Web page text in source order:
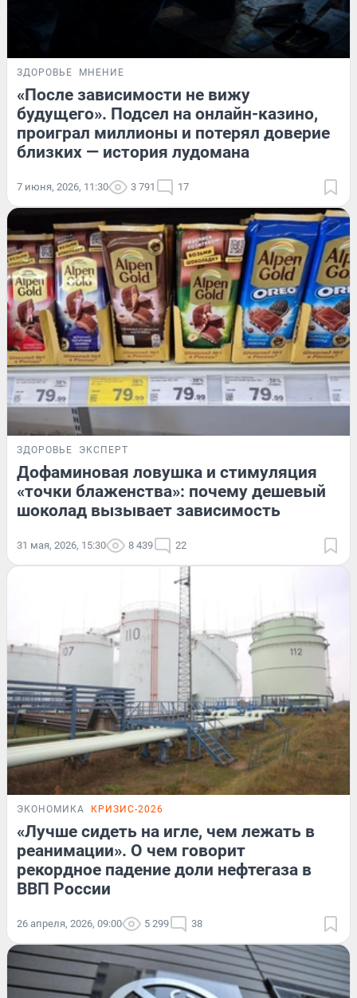
ЗДОРОВЬЕ МНЕНИЕ
«После зависимости не вижу
будущего». Подсел на онлайн-казино,
проиграл миллионы и потерял доверие
близких — история лудомана
7 июня, 2026, 11:30 3 791 17
ЗДОРОВЬЕ ЭКСПЕРТ
Дофаминовая ловушка и стимуляция
«точки блаженства»: почему дешевый
шоколад вызывает зависимость
31 мая, 2026, 15:30 8 439 22
ЭКОНОМИКА КРИЗИС-2026
«Лучше сидеть на игле, чем лежать в
реанимации». О чем говорит
рекордное падение доли нефтегаза в
ВВП России
26 апреля, 2026, 09:00 5 299 38